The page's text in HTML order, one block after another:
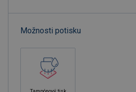
Možnosti potisku